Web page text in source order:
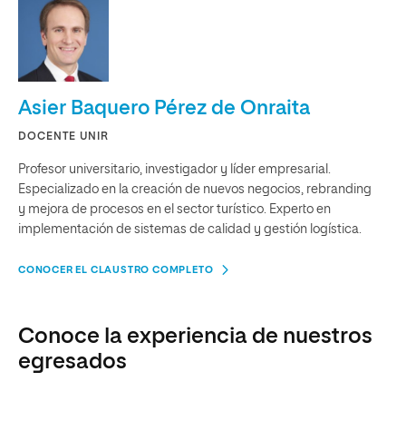
Asier Baquero Pérez de Onraita
DOCENTE UNIR
Profesor universitario, investigador y líder empresarial.
Especializado en la creación de nuevos negocios, rebranding
y mejora de procesos en el sector turístico. Experto en
implementación de sistemas de calidad y gestión logística.
CONOCER EL CLAUSTRO COMPLETO
Conoce la experiencia de nuestros
egresados